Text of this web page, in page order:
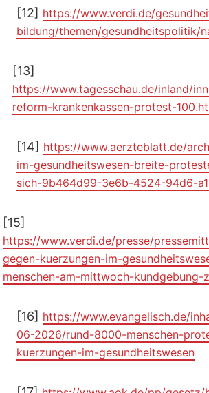
[12] https://www.verdi.de/
bildung/themen/gesundheitspolitik/
[13]
https://www.tagesschau.de/inland/
reform-krankenkassen-protest-
[14] https://www.aerzteblatt.de/
im-gesundheitswesen-breite-
sich-9b464d99-3e6b-4524-94d6-
[15]
https://www.verdi.de/presse/
gegen-kuerzungen-im-
menschen-am-mittwoch-kundgebung-
[16] https://www.evangelisch.de/
06-2026/rund-8000-menschen-
kuerzungen-im-gesundheitswesen